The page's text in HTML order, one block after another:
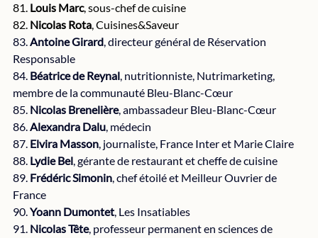
81. Louis Marc, sous-chef de cuisine
82. Nicolas Rota, Cuisines&Saveur
83. Antoine Girard, directeur général de Réservation
Responsable
84. Béatrice de Reynal, nutritionniste, Nutrimarketing,
membre de la communauté Bleu-Blanc-Cœur
85. Nicolas Brenelière, ambassadeur Bleu-Blanc-Cœur
86. Alexandra Dalu, médecin
87. Elvira Masson, journaliste, France Inter et Marie Claire
88. Lydie Bel, gérante de restaurant et cheffe de cuisine
89. Frédéric Simonin, chef étoilé et Meilleur Ouvrier de
France
90. Yoann Dumontet, Les Insatiables
91. Nicolas Tête, professeur permanent en sciences de